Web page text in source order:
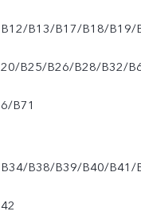
B12/B13/B17/B18/B19/
20/B25/B26/B28/B32/
6/B71
B34/B38/B39/B40/B41/
42